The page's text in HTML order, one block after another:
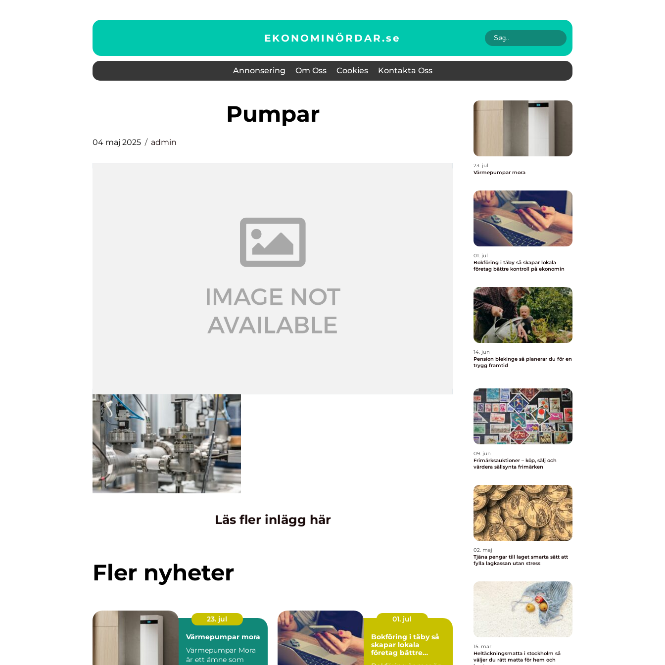
EKONOMINÖRDAR.se
Annonsering Om Oss Cookies Kontakta Oss
pumpar
04 maj 2025 admin
Läs fler inlägg här
Fler nyheter
23. jul
Värmepumpar mora
Värmepumpar Mora
är ett ämne som
01. jul
Bokföring i täby så
skapar lokala
företag bättre
23. jul
Värmepumpar mora
01. jul
Bokföring i täby så skapar lokala
företag bättre kontroll på ekonomin
14. jun
Pension blekinge så planerar du för en
trygg framtid
09. jun
Frimärksauktioner – köp, sälj och
värdera sällsynta frimärken
02. maj
Tjäna pengar till laget smarta sätt att
fylla lagkassan utan stress
15. mar
Heltäckningsmatta i stockholm så
väljer du rätt matta för hem och